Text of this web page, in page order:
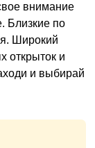
внимание
Близкие по
Широкий
открыток и
и выбирай